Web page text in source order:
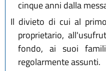
cinque anni dalla
Il divieto di cui al
proprietario,
fondo, ai suoi
regolarmente assunti.